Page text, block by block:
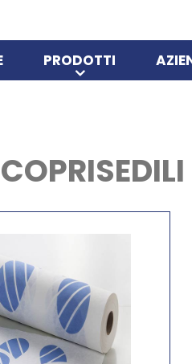
PRODOTTI